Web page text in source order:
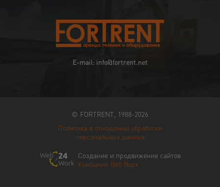
E-mail: info@fortrent.net
© FORTRENT, 1988-2026
Политика в отношении обработки
персональных данных
Создание и продвижение сайтов
Компания Веб Ворк